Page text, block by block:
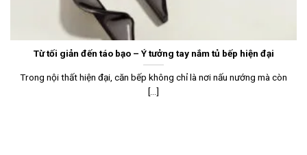
Từ tối giản đến táo bạo – Ý tưởng tay nắm tủ bếp hiện đại
Trong nội thất hiện đại, căn bếp không chỉ là nơi nấu nướng mà còn
[...]